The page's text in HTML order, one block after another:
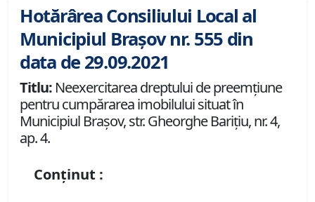
Hotărârea Consiliului Local al
Municipiul Brașov nr. 555 din
data de 29.09.2021
Titlu: Neexercitarea dreptului de preemţiune
pentru cumpărarea imobilului situat în
Municipiul Braşov, str. Gheorghe Bariţiu, nr. 4,
ap. 4.
Conținut :